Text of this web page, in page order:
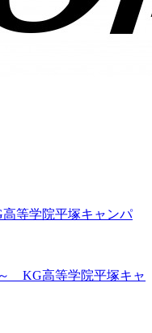
等学院平塚キャンパ
KG高等学院平塚キャ